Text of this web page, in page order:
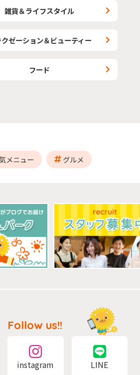
雑貨＆ライフスタイル
ゼーション＆ビューティー
フード
メニュー グルメ
Follow us!!
instagram LINE